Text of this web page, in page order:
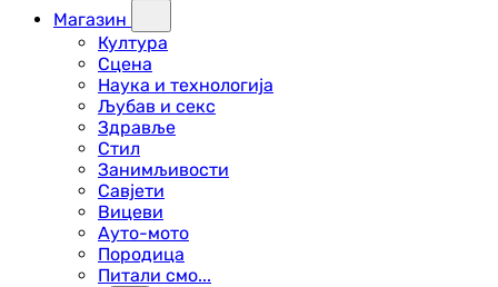
Магазин
Култура
Сцена
Наука и технологија
Љубав и секс
Здравље
Стил
Занимљивости
Савјети
Вицеви
Ауто-мото
Породица
Питали смо...